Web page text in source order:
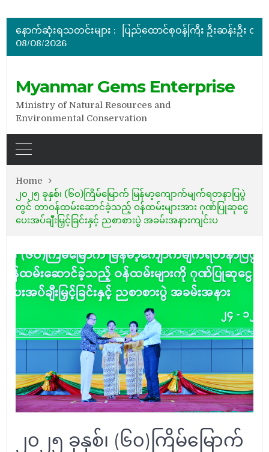
နောက်ဆုံးရသတင်းများ :
အိတ်ဖွင့်တင်ဒါခေါ်ယူခြင်း
08/08/2026
Myanmar Gems Enterprise
Ministry of Natural Resources and
Environmental Conservation
Home
၂၀၂၅ ခုနှစ်၊ (၆၀)ကြိမ်မြောက် မြန်မာ့ကျောက်မျက်ရတနာပြပွဲ
တွင် တာဝန်ထမ်းဆောင်ခဲ့သည့် ဝန်ထမ်းများအား ဂုဏ်ပြုဆုငွေ
ပေးအပ်ချီးမြှင့်ခြင်းနှင့် ညစာစားပွဲ အခမ်းအနားကျင်းပ
၂၀၂၅ ခုနှစ်၊ (၆၀)ကြိမ်မြောက်